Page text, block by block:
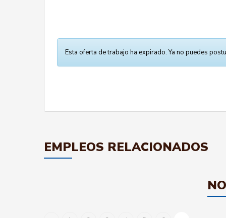
Esta oferta de trabajo ha expirado. Ya no puedes
EMPLEOS RELACIONADOS